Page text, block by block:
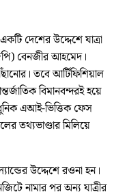
দেশের উদ্দেশে যাত্রা
বেনজীর আহমেদ।
তবে আর্টিফিশিয়াল
বিমানবন্দরই হয়ে
এআই-ভিত্তিক ফেস
তথ্যভাণ্ডার মিলিয়ে
উদ্দেশে রওনা হন।
নামার পর অন্য যাত্রীর